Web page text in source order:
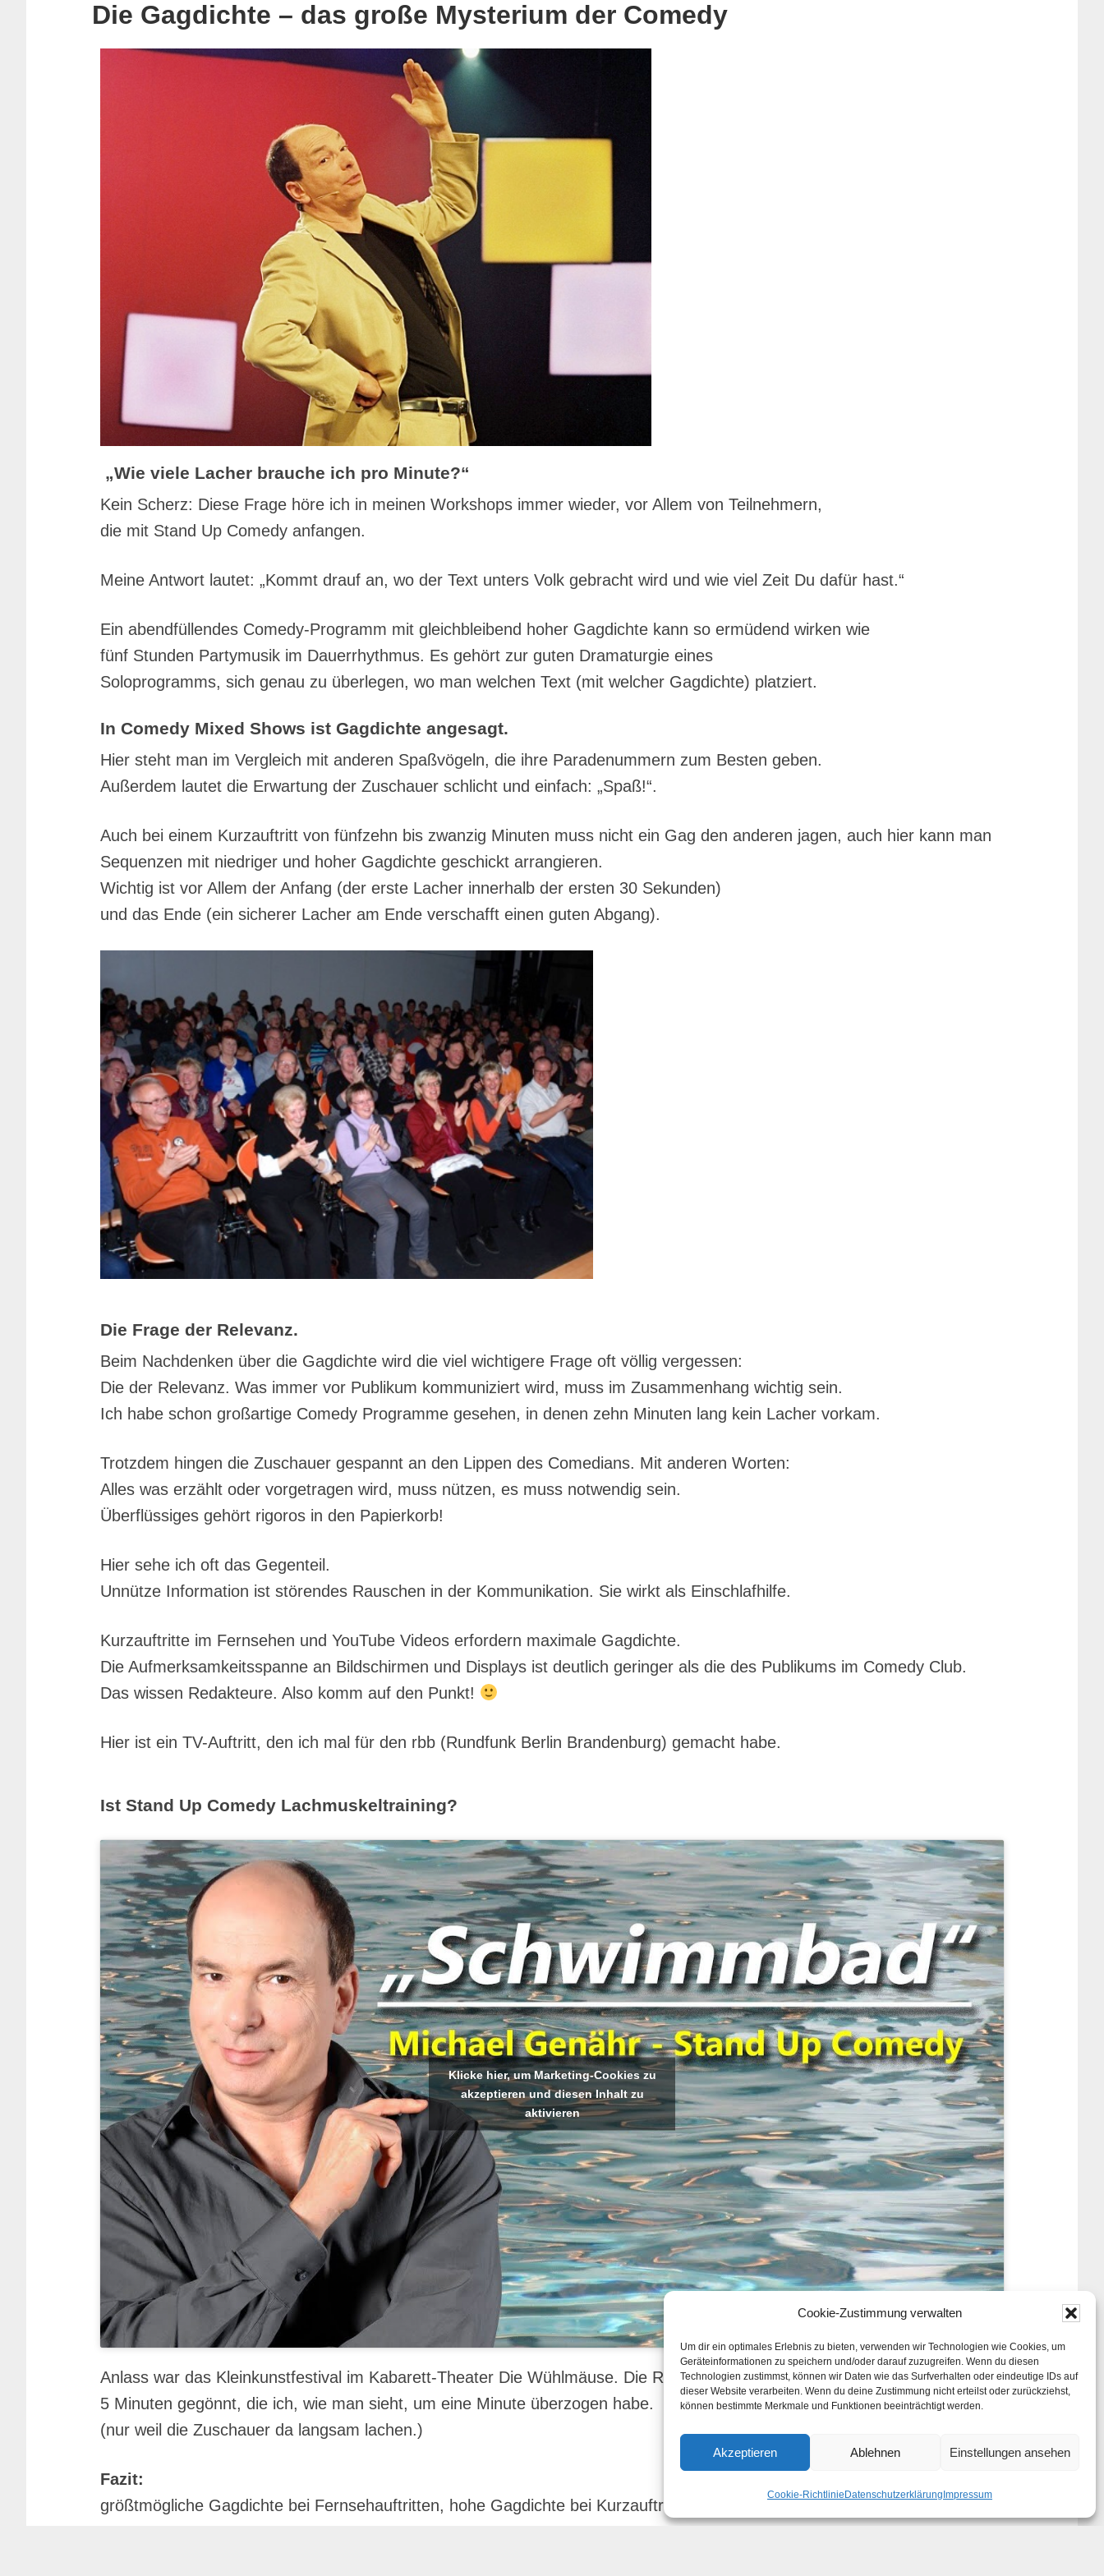
Cookie-Zustimmung verwalten
Um dir ein optimales Erlebnis zu bieten, verwenden wir Technologien wie Cookies, um
Geräteinformationen zu speichern und/oder darauf zuzugreifen. Wenn du diesen
Technologien zustimmst, können wir Daten wie das Surfverhalten oder eindeutige IDs auf
dieser Website verarbeiten. Wenn du deine Zustimmung nicht erteilst oder zurückziehst,
können bestimmte Merkmale und Funktionen beeinträchtigt werden.
Akzeptieren Ablehnen Einstellungen ansehen
Cookie-Richtlinie Datenschutzerklärung Impressum
Die Gagdichte – das große Mysterium der Comedy
„Wie viele Lacher brauche ich pro Minute?“
Kein Scherz: Diese Frage höre ich in meinen Workshops immer wieder, vor Allem von Teilnehmern,
die mit Stand Up Comedy anfangen.
Meine Antwort lautet: „Kommt drauf an, wo der Text unters Volk gebracht wird und wie viel Zeit Du dafür hast.“
Ein abendfüllendes Comedy-Programm mit gleichbleibend hoher Gagdichte kann so ermüdend wirken wie
fünf Stunden Partymusik im Dauerrhythmus. Es gehört zur guten Dramaturgie eines
Soloprogramms, sich genau zu überlegen, wo man welchen Text (mit welcher Gagdichte) platziert.
In Comedy Mixed Shows ist Gagdichte angesagt.
Hier steht man im Vergleich mit anderen Spaßvögeln, die ihre Paradenummern zum Besten geben.
Außerdem lautet die Erwartung der Zuschauer schlicht und einfach: „Spaß!“.
Auch bei einem Kurzauftritt von fünfzehn bis zwanzig Minuten muss nicht ein Gag den anderen jagen, auch hier kann man
Sequenzen mit niedriger und hoher Gagdichte geschickt arrangieren.
Wichtig ist vor Allem der Anfang (der erste Lacher innerhalb der ersten 30 Sekunden)
und das Ende (ein sicherer Lacher am Ende verschafft einen guten Abgang).
Die Frage der Relevanz.
Beim Nachdenken über die Gagdichte wird die viel wichtigere Frage oft völlig vergessen:
Die der Relevanz. Was immer vor Publikum kommuniziert wird, muss im Zusammenhang wichtig sein.
Ich habe schon großartige Comedy Programme gesehen, in denen zehn Minuten lang kein Lacher vorkam.
Trotzdem hingen die Zuschauer gespannt an den Lippen des Comedians. Mit anderen Worten:
Alles was erzählt oder vorgetragen wird, muss nützen, es muss notwendig sein.
Überflüssiges gehört rigoros in den Papierkorb!
Hier sehe ich oft das Gegenteil.
Unnütze Information ist störendes Rauschen in der Kommunikation. Sie wirkt als Einschlafhilfe.
Kurzauftritte im Fernsehen und YouTube Videos erfordern maximale Gagdichte.
Die Aufmerksamkeitsspanne an Bildschirmen und Displays ist deutlich geringer als die des Publikums im Comedy Club.
Das wissen Redakteure. Also komm auf den Punkt!
Hier ist ein TV-Auftritt, den ich mal für den rbb (Rundfunk Berlin Brandenburg) gemacht habe.
Ist Stand Up Comedy Lachmuskeltraining?
Klicke hier, um Marketing-Cookies zu
akzeptieren und diesen Inhalt zu
aktivieren
Anlass war das Kleinkunstfestival im Kabarett-Theater Die Wühlmäuse. Die Redaktion hatte mir
5 Minuten gegönnt, die ich, wie man sieht, um eine Minute überzogen habe.
(nur weil die Zuschauer da langsam lachen.)
Fazit:
größtmögliche Gagdichte bei Fernsehauftritten, hohe Gagdichte bei Kurzauftritten, Priorität hat die Relevanz!